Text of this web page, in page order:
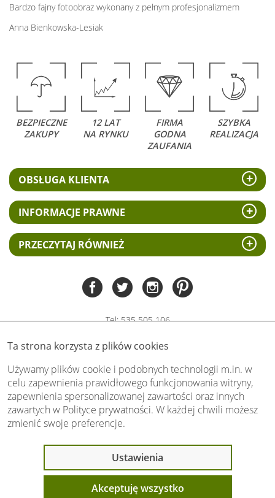
Ta strona korzysta z plików cookies
Używamy plików cookie i podobnych technologii m.in. w
celu zapewnienia prawidłowego funkcjonowania witryny,
zapewnienia spersonalizowanej zawartości oraz innych
zawartych w Polityce prywatności. W każdej chwili możesz
zmienić swoje preferencje.
Ustawienia
Akceptuję wszystko
Bardzo fajny fotoobraz wykonany z pełnym profesjonalizmem
Anna Bienkowska-Lesiak
BEZPIECZNE
ZAKUPY
12 LAT
NA RYNKU
FIRMA
GODNA
ZAUFANIA
SZYBKA
REALIZACJA
OBSŁUGA KLIENTA
INFORMACJE PRAWNE
PRZECZYTAJ RÓWNIEŻ
Tel:535 505 106
biuro@swiat-obrazow.pl
Copyright by swiat-obrazow.pl 2026,
Wszelkie prawa zastrzeżone
Stronę oceniło już13705osób.
Otrzymaliśmy4.89pkt. na 5możliwych.
Oceń nas również Ty:
oglądało ten produkt